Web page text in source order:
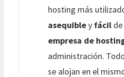
hosting más
asequibley fácil
empresa de
administración.
se alojan en el